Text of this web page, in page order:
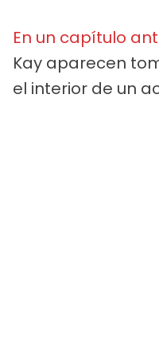
En un capítulo
Kay aparecen
el interior de un